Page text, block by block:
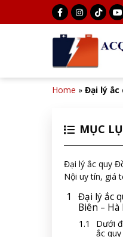
Home » Đại lý ắc
MỤC
Đại lý ắc quy
Nội uy tín, giá
Đại lý ắc
Biên –
Dưới
ắc